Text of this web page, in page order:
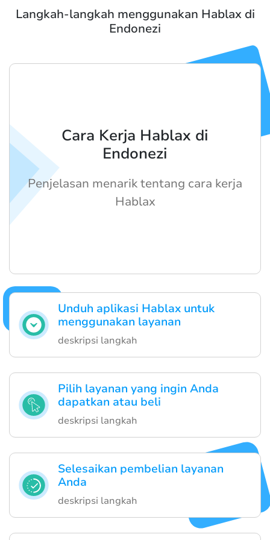
Langkah-langkah menggunakan Hablax di
Endonezi
Unduh aplikasi Hablax untuk
menggunakan layanan
deskripsi langkah
Pilih layanan yang ingin Anda
dapatkan atau beli
deskripsi langkah
Selesaikan pembelian layanan
Anda
deskripsi langkah
Cara Kerja Hablax di
Endonezi
Penjelasan menarik tentang cara kerja
Hablax